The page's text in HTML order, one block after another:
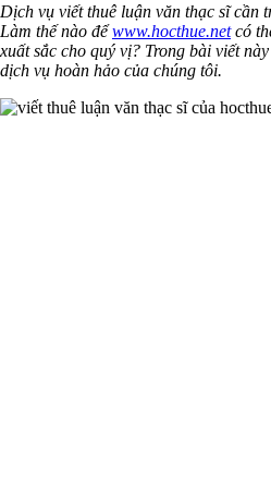
Dịch vụ viết thuê luận văn thạc sĩ cần
Làm thế nào đểwww.hocthue.netcó
xuất sắc cho quý vị? Trong bài viết
dịch vụ hoàn hảo của chúng tôi.